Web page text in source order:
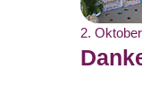
2.